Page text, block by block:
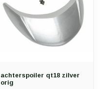
achterspoiler qt18 zilver
orig